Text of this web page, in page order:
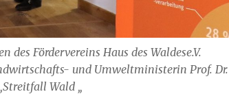
Fördervereins Haus des Waldese.V.
und Umweltministerin Prof. Dr.
Wald „